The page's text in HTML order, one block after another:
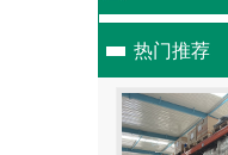
热门推荐